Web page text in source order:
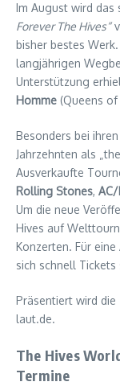
Im August wird das
Forever The Hives“
bisher bestes
langjährigen
Unterstützung
Homme (Queens
Besonders bei
Jahrzehnten als
Ausverkaufte
Rolling Stones, AC/
Um die neue
Hives auf
Konzerten. Für
sich schnell Tickets
Präsentiert wird die
laut.de.
The Hives
Termine